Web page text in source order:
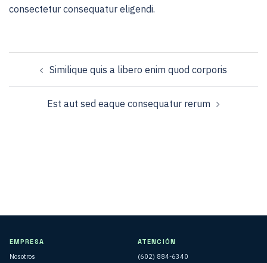
consectetur consequatur eligendi.
entradas
Similique quis a libero enim quod corporis
Est aut sed eaque consequatur rerum
EMPRESA
Nosotros
ATENCIÓN
(602) 884-6340